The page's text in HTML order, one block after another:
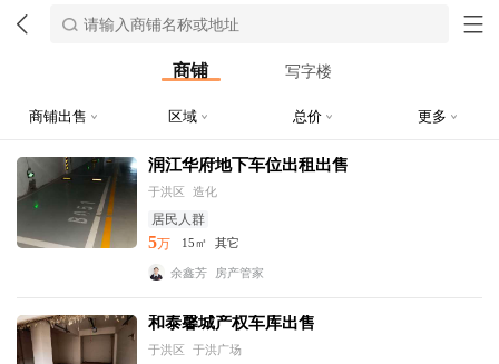
商铺 写字楼
商铺出售 区域 总价 更多
润江华府地下车位出租出售
于洪区 造化
居民人群
5万 15㎡ 其它
余鑫芳 房产管家
和泰馨城产权车库出售
于洪区 于洪广场